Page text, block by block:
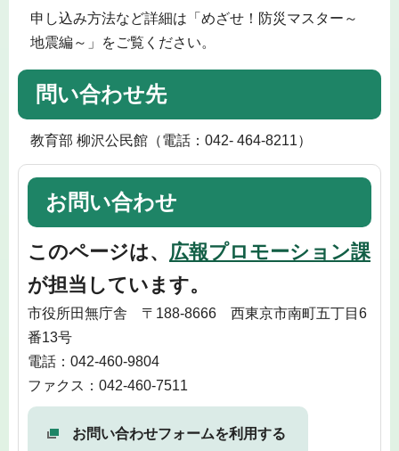
申し込み方法など詳細は「めざせ！防災マスター～
地震編～」をご覧ください。
問い合わせ先
教育部 柳沢公民館（電話：042- 464-8211）
お問い合わせ
このページは、 広報プロモーション課
が担当しています。
市役所田無庁舎 〒188-8666 西東京市南町五丁目6
番13号
電話：042-460-9804
ファクス：042-460-7511
お問い合わせフォームを利用する